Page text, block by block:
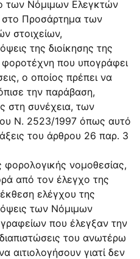
των Νόμιμων Ελεγκτών
στο Προσάρτημα των
στοιχείων,
της διοίκησης της
φοροτέχνη που υπογράφει
ο οποίος πρέπει να
την παράβαση,
στη συνέχεια, των
N. 2523/1997 όπως αυτό
του άρθρου 26 παρ. 3
νομοθεσίας,
από τον έλεγχο της
ελέγχου της
των Νόμιμων
που έλεγξαν την
του ανωτέρω
αιτιολογήσουν γιατί δεν